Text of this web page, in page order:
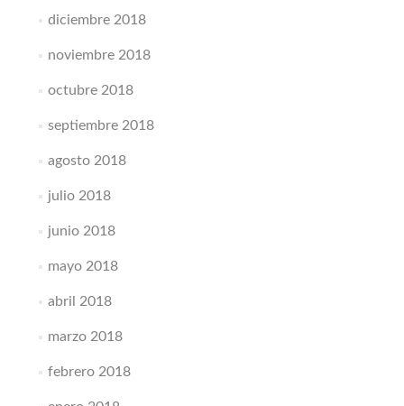
diciembre 2018
noviembre 2018
octubre 2018
septiembre 2018
agosto 2018
julio 2018
junio 2018
mayo 2018
abril 2018
marzo 2018
febrero 2018